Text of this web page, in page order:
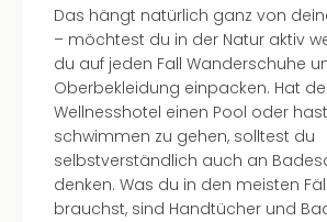
Das hängt natürlich ganz von
– möchtest du in der Natur aktiv
du auf jeden Fall Wanderschuhe
Oberbekleidung einpacken. Hat
Wellnesshotel einen Pool oder
schwimmen zu gehen, solltest du
selbstverständlich auch an
denken. Was du in den meisten
brauchst, sind Handtücher und